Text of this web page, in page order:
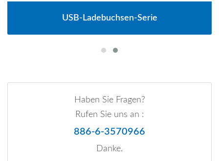
USB-Ladebuchsen-Serie
Haben Sie Fragen?
Rufen Sie uns an :
886-6-3570966
Danke.